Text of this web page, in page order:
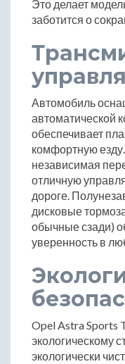
Это делает
заботится о
Автомобиль
автоматической
обеспечивает
комфортную
независимая
отличную
дороге.
дисковые
обычные сзади)
уверенность в
Opel Astra Sports
экологическому
экологически